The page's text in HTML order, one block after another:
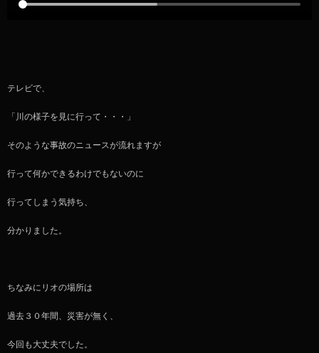
テレビで、
「川の様子を見に行って・・・」
そのような事故のニュースが流れますが
行って何かできるわけでもないのに
行ってしまう気持ち、
分かりました。
ちなみにリオの場所は
過去３０年間、災害が無く、
今回も大丈夫でした。